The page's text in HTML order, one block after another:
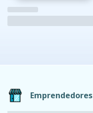
Emprendedores